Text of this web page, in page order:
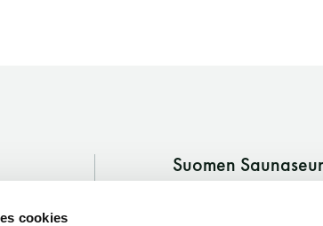
cookies
Suomen